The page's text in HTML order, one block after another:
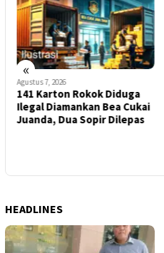
«
Agustus 7, 2026
141 Karton Rokok Diduga
Ilegal Diamankan Bea Cukai
Juanda, Dua Sopir Dilepas
HEADLINES